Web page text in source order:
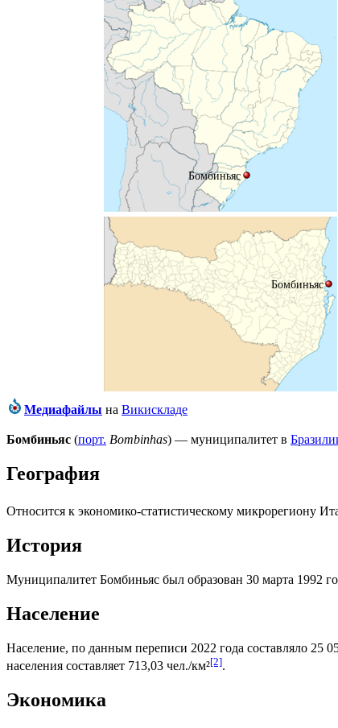
Бомбиньяс
Бомбиньяс
Медиафайлы на Викискладе
Бомбиньяс (порт. Bombinhas) — муниципалитет в
География
Относится к экономико-статистическому микрорегиону
История
Муниципалитет Бомбиньяс был образован 30 марта 1992
Население
Население, по данным переписи 2022 года составляло 25
населения составляет 713,03 чел./км²[2].
Экономика